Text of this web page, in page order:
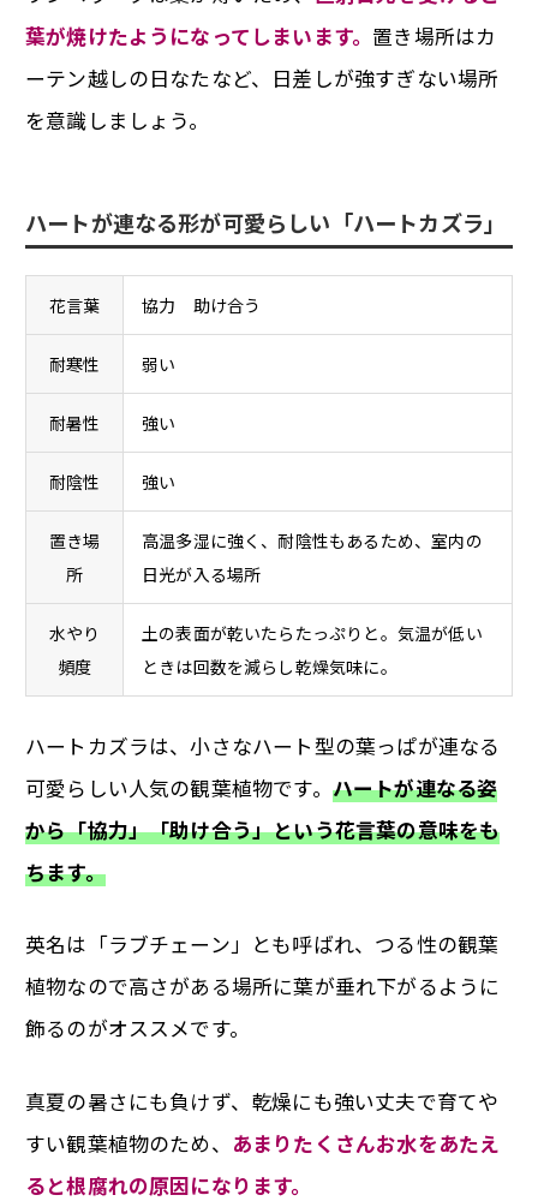
葉が焼けたようになってしまいます。 置き場所はカ
ーテン越しの日なたなど、日差しが強すぎない場所
を意識しましょう。
ハートが連なる形が可愛らしい「ハートカズラ」
花言葉 協力 助け合う
耐寒性 弱い
耐暑性 強い
耐陰性 強い
置き場
所
高温多湿に強く、耐陰性もあるため、室内の
日光が入る場所
水やり
頻度
土の表面が乾いたらたっぷりと。気温が低い
ときは回数を減らし乾燥気味に。
ハートカズラは、小さなハート型の葉っぱが連なる
可愛らしい人気の観葉植物です。 ハートが連なる姿
から「協力」「助け合う」という花言葉の意味をも
ちます。
英名は「ラブチェーン」とも呼ばれ、つる性の観葉
植物なので高さがある場所に葉が垂れ下がるように
飾るのがオススメです。
真夏の暑さにも負けず、乾燥にも強い丈夫で育てや
すい観葉植物のため、 あまりたくさんお水をあたえ
ると根腐れの原因になります。